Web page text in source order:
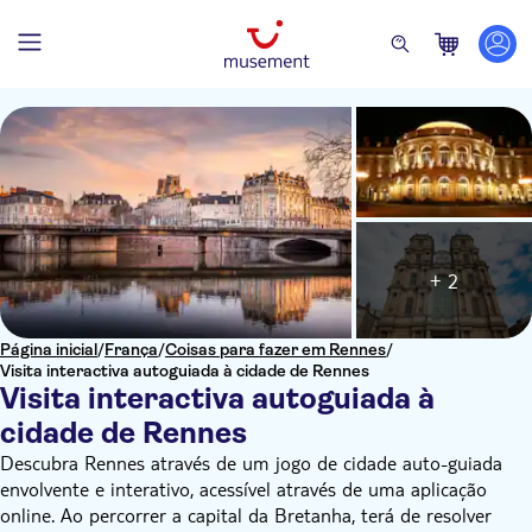
Página inicial/França/Coisas para fazer em Rennes/
Visita interactiva autoguiada à cidade de Rennes
Visita interactiva autoguiada à
cidade de Rennes
+ 2
Descubra Rennes através de um jogo de cidade auto-guiada
envolvente e interativo, acessível através de uma aplicação
online. Ao percorrer a capital da Bretanha, terá de resolver